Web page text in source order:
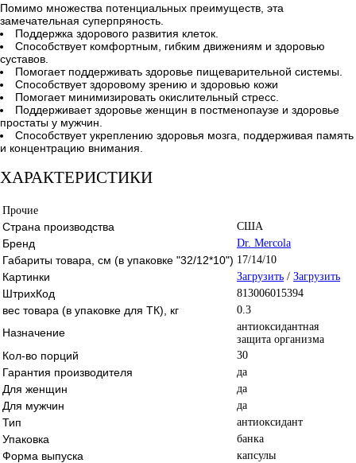
Помимо множества потенциальных преимуществ, эта
замечательная суперпряность.
Поддержка здорового развития клеток.
Способствует комфортным, гибким движениям и здоровью
суставов.
Помогает поддерживать здоровье пищеварительной системы.
Способствует здоровому зрению и здоровью кожи
Помогает минимизировать окислительный стресс.
Поддерживает здоровье женщин в постменопаузе и здоровье
простаты у мужчин.
Способствует укреплению здоровья мозга, поддерживая память
и концентрацию внимания.
ХАРАКТЕРИСТИКИ
Прочие
Страна производства США
Бренд Dr. Mercola
Габариты товара, см (в упаковке "32/12*10") 17/14/10
Картинки Загрузить / Загрузить
ШтрихКод 813006015394
вес товара (в упаковке для ТК), кг 0.3
Назначение
антиоксидантная
защита организма
Кол-во порций 30
Гарантия производителя да
Для женщин да
Для мужчин да
Тип антиоксидант
Упаковка банка
Форма выпуска капсулы